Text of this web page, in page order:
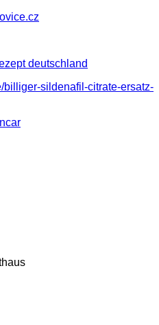
deutschland
billiger-sildenafil-citrate-ersatz-